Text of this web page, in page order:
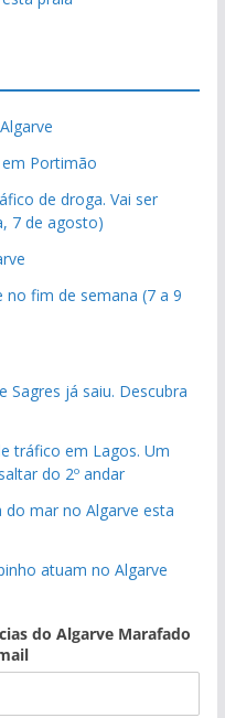
Portimão
de droga. Vai ser
7 de agosto)
no fim de semana (7 a 9
Sagres já saiu. Descubra
tráfico em Lagos. Um
do 2º andar
mar no Algarve esta
atuam no Algarve
do Algarve Marafado